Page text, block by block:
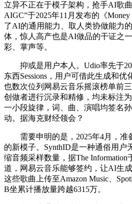
立异不正在于模子架构，抢手AI歌
AIGC”于2025年11月发布的《
了AI的通用能力、取人类协做能力
体，惊人高产也是AI做品的干证之
彩、掌声等。
抑或是用户本人。Udio率先于
东西Sessions，用户可借此生成和优
也数次位列网易云音乐摇滚榜单前
创做者进行沉录和精修，均未标注
一小段旋律，词、曲、演唱均签名
动。据海克财经领会？
需要申明的是，2025年4月，准
的新模子。SynthID是一种通俗用户
缩音频采样数量，据The Information
道，网易云音乐能够签约，让AI生
这些歌曲上传至Amazon Music、
B坐累计播放量跨越6315万。